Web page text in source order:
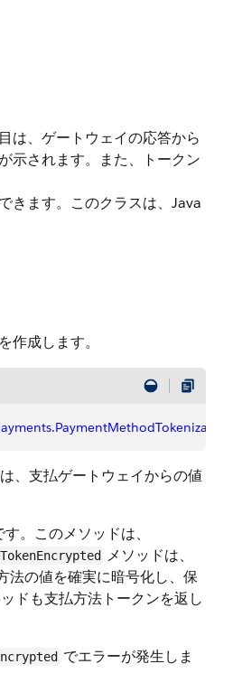
は、ゲートウェイの応答から
示されます。また、トークン
きます。このクラスは、Java
作成します。
.
、支払ゲートウェイからの値
す。このメソッドは、
メソッドは、
法の値を確実に暗号化し、保
ドも支払方法トークンを返し
でエラーが発生しま